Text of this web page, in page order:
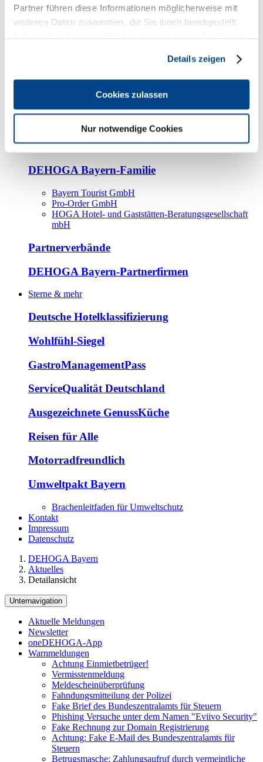
Partner führen diese Informationen möglicherweise mit
weiteren Daten zusammen, die Sie ihnen bereitgestellt
Details zeigen
Cookies zulassen
Nur notwendige Cookies
Kooperationspartner
Tourismusorganisationen
Bayern Tourismus Marketing GmbH
DEHOGA-Familie
Bundesverband
Fachverbände
DEHOGA Bayern-Familie
Bayern Tourist GmbH
Pro-Order GmbH
HOGA Hotel- und Gaststätten-Beratungsgesellschaft
mbH
Partnerverbände
DEHOGA Bayern-Partnerfirmen
Sterne & mehr
Deutsche Hotelklassifizierung
Wohlfühl-Siegel
GastroManagementPass
ServiceQualität Deutschland
Ausgezeichnete GenussKüche
Reisen für Alle
Motorradfreundlich
Umweltpakt Bayern
Brachenleitfaden für Umweltschutz
Kontakt
Impressum
Datenschutz
DEHOGA Bayern
Aktuelles
Detailansicht
Unternavigation
Aktuelle Meldungen
Newsletter
oneDEHOGA-App
Warnmeldungen
Achtung Einmietbetrüger!
Vermisstenmeldung
Meldescheinüberprüfung
Fahndungsmitteilung der Polizei
Fake Brief des Bundeszentralamts für Steuern
Phishing Versuche unter dem Namen "Eviivo Security"
Fake Rechnung zur Domain Registrierung
Achtung: Fake E-Mail des Bundeszentralamts für
Steuern
Betrugsmasche: Zahlungsaufruf durch vermeintliche